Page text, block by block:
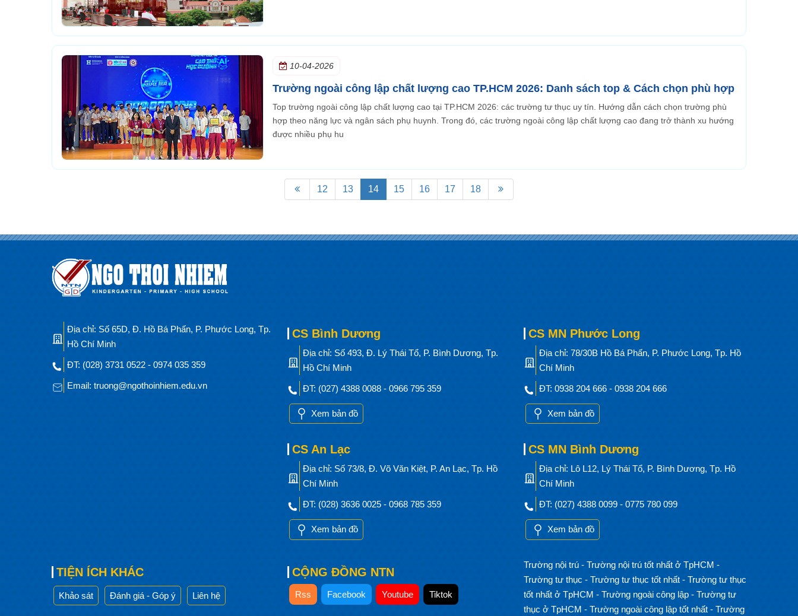
10-04-2026
Trường ngoài công lập chất lượng cao TP.HCM 2026: Danh sách top & Cách chọn phù hợp
Top trường ngoài công lập chất lượng cao tại TP.HCM 2026: các trường tư thục uy tín. Hướng dẫn cách chọn trường phù
hợp theo năng lực và ngân sách phụ huynh. Trong đó, các trường ngoài công lập chất lượng cao đang trở thành xu hướng
được nhiều phụ hu
12 13 14 15 16 17 18
Địa chỉ: Số 65D, Đ. Hồ Bá Phấn, P. Phước Long, Tp.
Hồ Chí Minh
ĐT: (028) 3731 0522 - 0974 035 359
Email: truong@ngothoinhiem.edu.vn
CS Bình Dương
Địa chỉ: Số 493, Đ. Lý Thái Tổ, P. Bình Dương, Tp.
Hồ Chí Minh
ĐT: (027) 4388 0088 - 0966 795 359
Xem bản đồ
CS An Lạc
Địa chỉ: Số 73/8, Đ. Võ Văn Kiệt, P. An Lạc, Tp. Hồ
Chí Minh
ĐT: (028) 3636 0025 - 0968 785 359
Xem bản đồ
CS MN Phước Long
Địa chỉ: 78/30B Hồ Bá Phấn, P. Phước Long, Tp. Hồ
Chí Minh
ĐT: 0938 204 666 - 0938 204 666
Xem bản đồ
CS MN Bình Dương
Địa chỉ: Lô L12, Lý Thái Tổ, P. Bình Dương, Tp. Hồ
Chí Minh
ĐT: (027) 4388 0099 - 0775 780 099
Xem bản đồ
TIỆN ÍCH KHÁC
Khảo sát Đánh giá - Góp ý Liên hệ
CỘNG ĐỒNG NTN
Rss Facebook Youtube Tiktok
Trường nội trú - Trường nội trú tốt nhất ở TpHCM -
Trường tư thục - Trường tư thục tốt nhất - Trường tư thục
tốt nhất ở TpHCM - Trường ngoài công lập - Trường tư
thục ở TpHCM - Trường ngoài công lập tốt nhất - Trường